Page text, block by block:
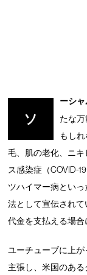
ソ
ーシ
たな
もし
毛、肌の老化、ニ
ス感染症（COVID-
ツハイマー病とい
法として宣伝され
代金を支払える場合
ユーチューブに上
主張し、米国のあ